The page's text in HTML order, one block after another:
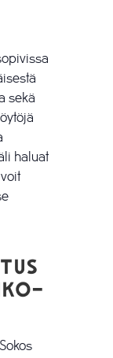
sekä
haluat